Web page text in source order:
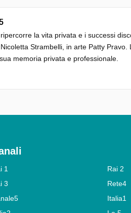
la vita privata e i successi
Strambelli, in arte Patty
memoria privata e professionale.
1
Rai 2
3
Rete4
Italia1